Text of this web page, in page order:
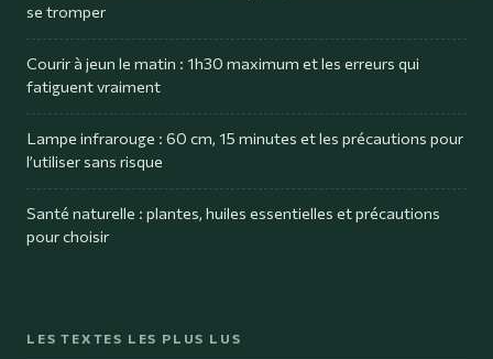
se tromper
Courir à jeun le matin : 1h30 maximum et les erreurs qui
fatiguent vraiment
Lampe infrarouge : 60 cm, 15 minutes et les précautions pour
l’utiliser sans risque
Santé naturelle : plantes, huiles essentielles et précautions
pour choisir
LES TEXTES LES PLUS LUS